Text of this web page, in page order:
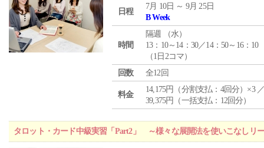
日程
7月 10日 ～ 9月 25日
B Week
時間
隔週 （水）
13：10～14：30／14：50～16：10
（1日2コマ）
回数
全12回
料金
14,175円（分割支払：4回分）×3
39,375円（一括支払：12回分）
タロット・カード中級実習「Part2」 ～様々な展開法を使いこなしリ